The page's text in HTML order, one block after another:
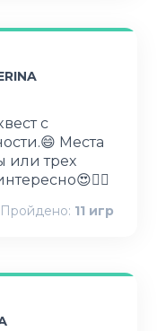
с
Места
или трех
Пройдено: 11 игр